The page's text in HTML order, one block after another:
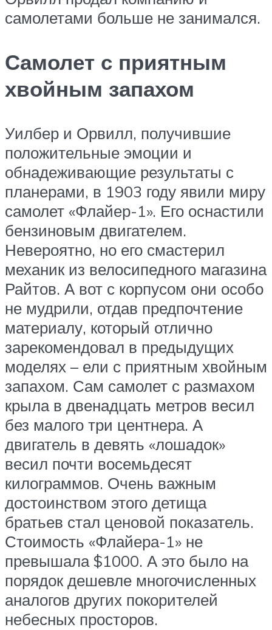
самолетами больше не занимался.
Самолет с приятным
хвойным запахом
Уилбер и Орвилл, получившие
положительные эмоции и
обнадеживающие результаты с
планерами, в 1903 году явили миру
самолет «Флайер-1». Его оснастили
бензиновым двигателем.
Невероятно, но его смастерил
механик из велосипедного магазина
Райтов. А вот с корпусом они особо
не мудрили, отдав предпочтение
материалу, который отлично
зарекомендовал в предыдущих
моделях – ели с приятным хвойным
запахом. Сам самолет с размахом
крыла в двенадцать метров весил
без малого три центнера. А
двигатель в девять «лошадок»
весил почти восемьдесят
килограммов. Очень важным
достоинством этого детища
братьев стал ценовой показатель.
Стоимость «Флайера-1» не
превышала $1000. А это было на
порядок дешевле многочисленных
аналогов других покорителей
небесных просторов.